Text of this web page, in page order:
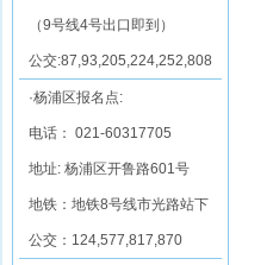
（9号线4号出口即到）
公交:87,93,205,224,252,808
·杨浦区报名点:
电话： 021-60317705
地址: 杨浦区开鲁路601号
地铁：地铁8号线市光路站下
公交：124,577,817,870